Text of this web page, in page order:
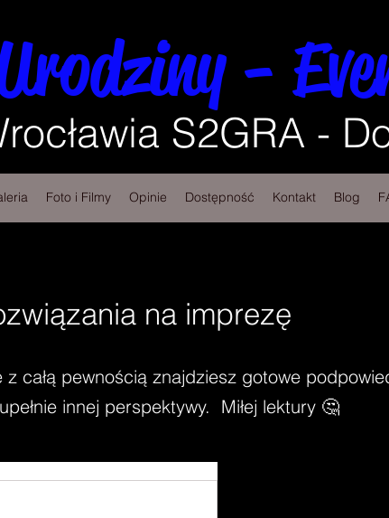
-
S2GRA -
Foto i Filmy Opinie Dostępność Kontakt Blog
na imprezę
całą pewnością znajdziesz gotowe
innej perspektywy. Miłej lektury 🤔